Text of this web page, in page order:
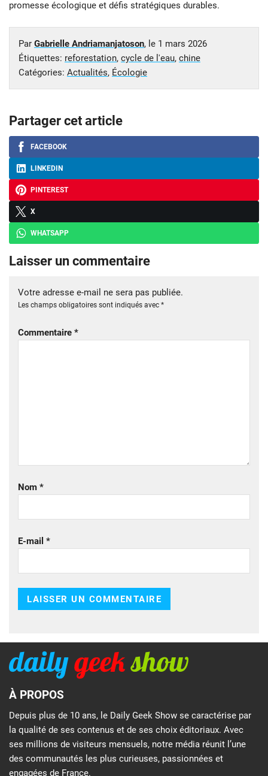
promesse écologique et défis stratégiques durables.
Par Gabrielle Andriamanjatoson, le 1 mars 2026
Étiquettes: reforestation, cycle de l'eau, chine
Catégories: Actualités, Écologie
Partager cet article
FACEBOOK
LINKEDIN
PINTEREST
X
WHATSAPP
Laisser un commentaire
Votre adresse e-mail ne sera pas publiée.
Les champs obligatoires sont indiqués avec *
Commentaire *
Nom *
E-mail *
À PROPOS
Depuis plus de 10 ans, le Daily Geek Show se caractérise par
la qualité de ses contenus et de ses choix éditoriaux. Avec
ses millions de visiteurs mensuels, notre média réunit l’une
des communautés les plus curieuses, passionnées et
engagées de France.